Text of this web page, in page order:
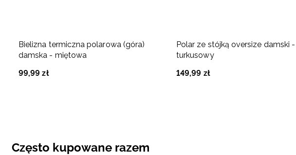
Bielizna termiczna polarowa (góra)
damska - miętowa
99,99 zł
Polar ze stójką oversize damski -
turkusowy
149,99 zł
Często kupowane razem